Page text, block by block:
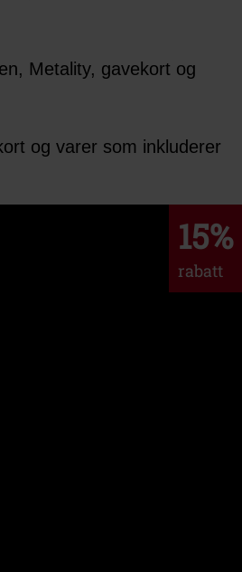
Metality, gavekort og
og varer som inkluderer
15%
rabatt